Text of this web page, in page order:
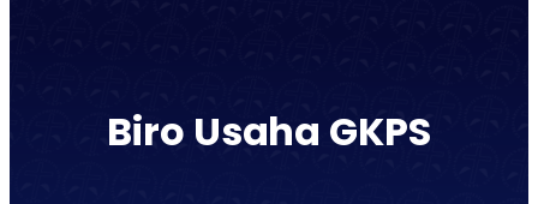
Biro Usaha GKPS